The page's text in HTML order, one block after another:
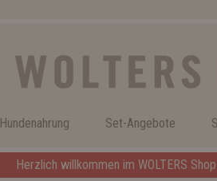
Hundenahrung Set-Angebote
Herzlich willkommen im WOLTERS